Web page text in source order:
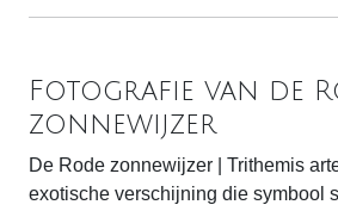
Fotografie van de
zonnewijzer
De Rode zonnewijzer | Trithemis
exotische verschijning die symbool